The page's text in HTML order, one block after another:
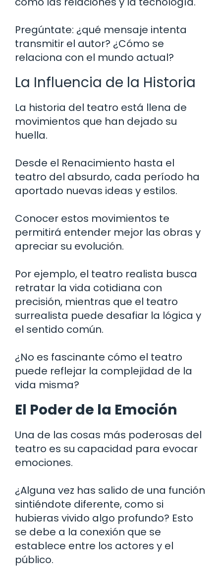
Pregúntate: ¿qué mensaje intenta
transmitir el autor? ¿Cómo se
relaciona con el mundo actual?
La Influencia de la Historia
La historia del teatro está llena de
movimientos que han dejado su
huella.
Desde el Renacimiento hasta el
teatro del absurdo, cada período ha
aportado nuevas ideas y estilos.
Conocer estos movimientos te
permitirá entender mejor las obras y
apreciar su evolución.
Por ejemplo, el teatro realista busca
retratar la vida cotidiana con
precisión, mientras que el teatro
surrealista puede desafiar la lógica y
el sentido común.
¿No es fascinante cómo el teatro
puede reflejar la complejidad de la
vida misma?
El Poder de la Emoción
Una de las cosas más poderosas del
teatro es su capacidad para evocar
emociones.
¿Alguna vez has salido de una función
sintiéndote diferente, como si
hubieras vivido algo profundo? Esto
se debe a la conexión que se
establece entre los actores y el
público.